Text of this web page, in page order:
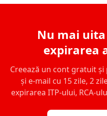
Nu mai
expirarea
Creează un cont gratuit
și e-mail cu 15 zile, 2
expirarea ITP-ului, RCA-